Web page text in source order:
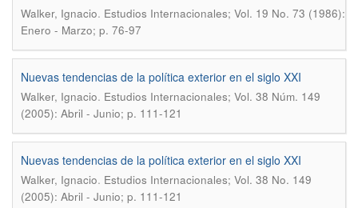
Walker, Ignacio. Estudios Internacionales; Vol. 19 No. 73 (1986):
Enero - Marzo; p. 76-97
Nuevas tendencias de la política exterior en el siglo XXI
Walker, Ignacio. Estudios Internacionales; Vol. 38 Núm. 149
(2005): Abril - Junio; p. 111-121
Nuevas tendencias de la política exterior en el siglo XXI
Walker, Ignacio. Estudios Internacionales; Vol. 38 No. 149
(2005): Abril - Junio; p. 111-121